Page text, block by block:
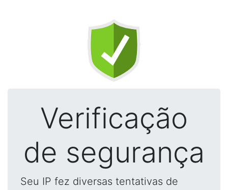
Verificação
de segurança
Seu IP fez diversas tentativas de